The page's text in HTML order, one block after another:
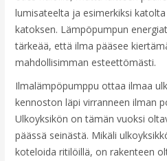
lumisateelta ja esimerkiksi
katoksen. Lämpöpumpun
tärkeää, että ilma pääsee
mahdollisimman esteettömästi.
Ilmalämpöpumppu ottaa ilmaa
kennoston läpi virranneen ilman
Ulkoyksikön on tämän vuoksi
päässä seinästä. Mikäli
koteloida ritilöillä, on rakenteen